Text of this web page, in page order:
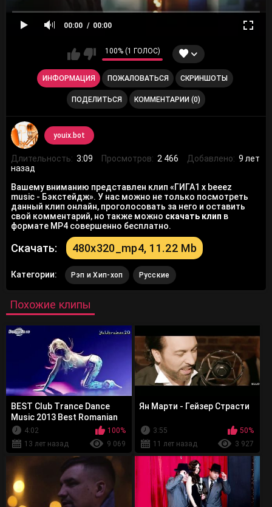
00:00 00:00
100% (1 ГОЛОС)
ИНФОРМАЦИЯ ПОЖАЛОВАТЬСЯ СКРИНШОТЫ
ПОДЕЛИТЬСЯ КОММЕНТАРИИ (0)
youix.bot
Длительность: 3:09 Просмотров: 2 466 Добавлено: 9 лет
назад
Вашему вниманию представлен клип «ГИГА1 х beeez
music - Бэкстейдж». У нас можно не только посмотреть
данный клип онлайн, проголосовать за него и оставить
свой комментарий, но также можно скачать клип в
формате MP4 совершенно бесплатно.
Скачать: 480x320_mp4, 11.22 Mb
Категории: Рэп и Хип-хоп Русские
Похожие клипы
BEST Club Trance Dance
Music 2013 Best Romanian
Music 2013
4:02
100%
13 лет назад
9 069
Ян Марти - Гейзер Страсти
3:55
50%
11 лет назад
3 927